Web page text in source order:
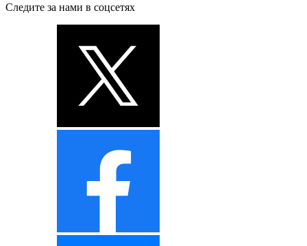
Следите за нами в соцсетях